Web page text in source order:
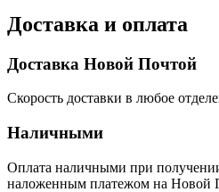
Доставка и оплата
Доставка Новой Почтой
Скорость доставки в любое
Наличными
Оплата наличными при
наложенным платежом на Новой